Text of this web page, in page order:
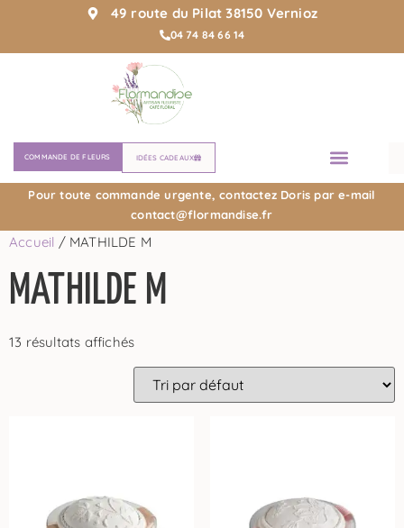
49 route du Pilat 38150 Vernioz
04 74 84 66 14
COMMANDE DE FLEURS IDÉES CADEAUX
Pour toute commande urgente, contactez Doris par e-mail
contact@flormandise.fr
Accueil / MATHILDE M
MATHILDE M
13 résultats affichés